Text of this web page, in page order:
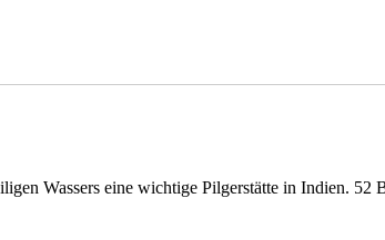
Wassers eine wichtige Pilgerstätte in Indien. 52